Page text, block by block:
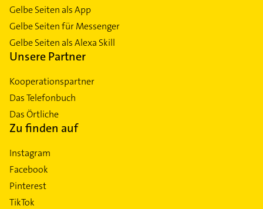
Gelbe Seiten als App
Gelbe Seiten für Messenger
Gelbe Seiten als Alexa Skill
Unsere Partner
Kooperationspartner
Das Telefonbuch
Das Örtliche
Zu finden auf
Instagram
Facebook
Pinterest
TikTok